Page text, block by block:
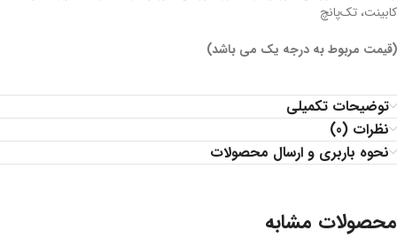
کابینت، تک‌پانچ
(قیمت مربوط به درجه یک می باشد)
توضیحات تکمیلی
نظرات (0)
نحوه باربری و ارسال محصولات
محصولات مشابه